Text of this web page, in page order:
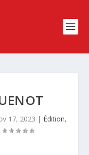
17, 2023 | Édition,